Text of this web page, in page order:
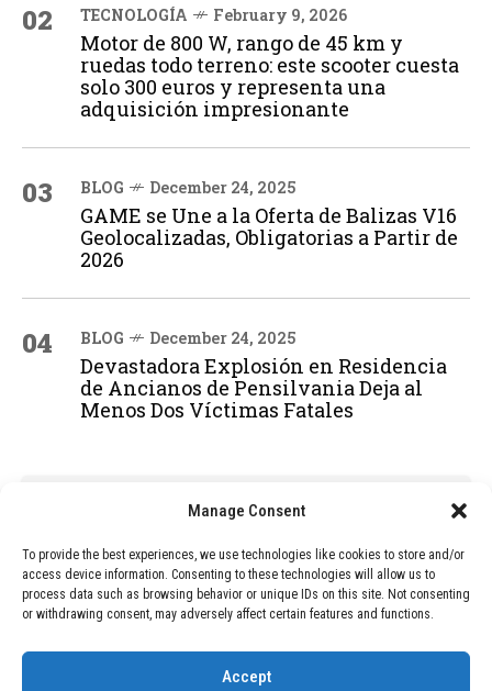
Manage Consent
To provide the best experiences, we use technologies like cookies to store and/or
access device information. Consenting to these technologies will allow us to
process data such as browsing behavior or unique IDs on this site. Not consenting
or withdrawing consent, may adversely affect certain features and functions.
Accept
02 TECNOLOGÍA February 9, 2026
Motor de 800 W, rango de 45 km y
ruedas todo terreno: este scooter cuesta
solo 300 euros y representa una
adquisición impresionante
03 BLOG December 24, 2025
GAME se Une a la Oferta de Balizas V16
Geolocalizadas, Obligatorias a Partir de
2026
04 BLOG December 24, 2025
Devastadora Explosión en Residencia
de Ancianos de Pensilvania Deja al
Menos Dos Víctimas Fatales